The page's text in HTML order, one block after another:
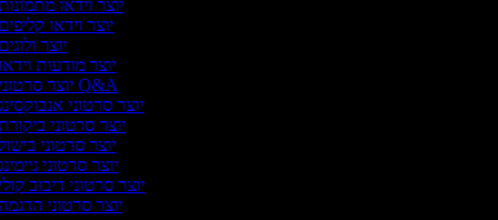
יוצר וידאו
יוצר וידאו
יוצר
יוצר מודעות
יוצר סרטוני Q&A
יוצר סרטוני
יוצר סרטוני
יוצר סרטוני
יוצר סרטוני
יוצר סרטוני דיבוב
יוצר סרטוני